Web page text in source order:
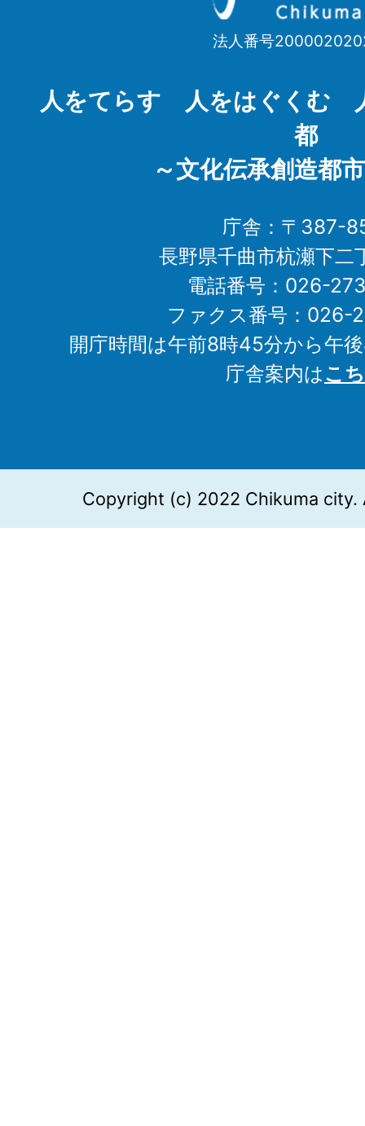
Chikuma
法人番号
人をてらす 人をはぐくむ
都
～文化伝承創造都
庁舎：〒387-
長野県千曲市杭瀬下二
電話番号：026-
ファクス番号：026-
開庁時間は午前8時45分から午
庁舎案内はこ
Copyright (c) 2022 Chikuma city.